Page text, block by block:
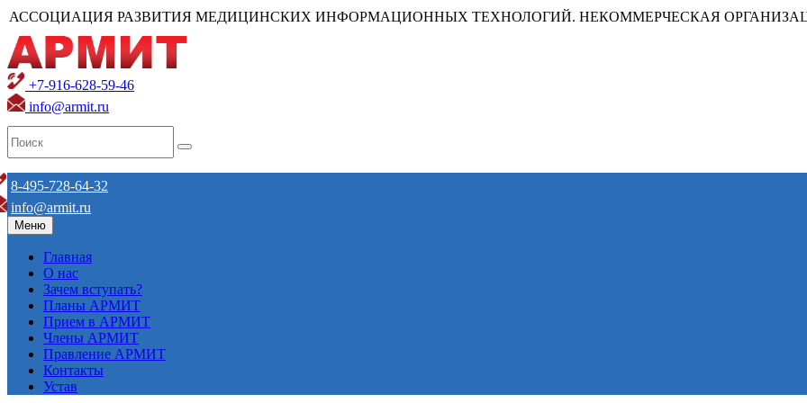
АССОЦИАЦИЯ РАЗВИТИЯ МЕДИЦИНСКИХ ИНФОРМАЦИОННЫХ ТЕХНОЛОГИЙ. НЕКОММЕРЧЕСКАЯ
+7-916-628-59-46
info@armit.ru
8-495-728-64-32
info@armit.ru
Меню
Главная
О нас
Зачем вступать?
Планы АРМИТ
Прием в АРМИТ
Члены АРМИТ
Правление АРМИТ
Контакты
Устав